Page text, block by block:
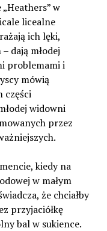
w
licealne
ich lęki,
dają młodej
problemami i
mówią
części
widowni
przez
kiedy na
w małym
że chciałby
przyjaciółkę
bal w sukience.